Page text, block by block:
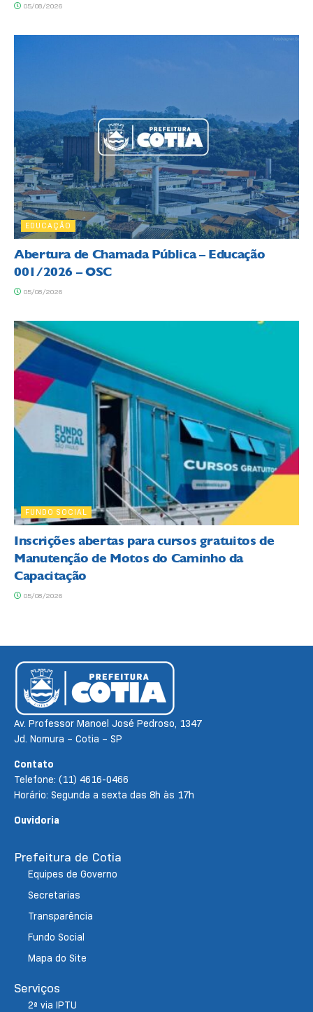
05/08/2026
EDUCAÇÃO
Abertura de Chamada Pública – Educação
001/2026 – OSC
05/08/2026
FUNDO SOCIAL
Inscrições abertas para cursos gratuitos de
Manutenção de Motos do Caminho da
Capacitação
05/08/2026
Av. Professor Manoel José Pedroso, 1347
Jd. Nomura – Cotia – SP
Contato
Telefone: (11) 4616-0466
Horário: Segunda a sexta das 8h às 17h
Ouvidoria
Prefeitura de Cotia
Equipes de Governo
Secretarias
Transparência
Fundo Social
Mapa do Site
Serviços
2ª via IPTU